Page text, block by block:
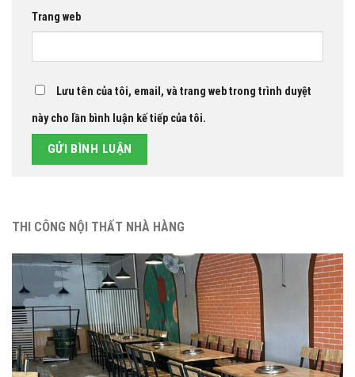
Trang web
Lưu tên của tôi, email, và trang web trong trình duyệt
này cho lần bình luận kế tiếp của tôi.
THI CÔNG NỘI THẤT NHÀ HÀNG